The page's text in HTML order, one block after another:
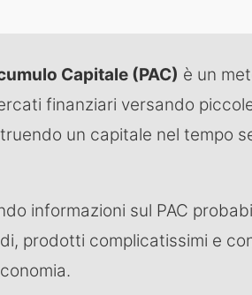
Capitale (PAC) è un
finanziari versando
un capitale nel tempo
informazioni sul PAC
prodotti complicatissimi e